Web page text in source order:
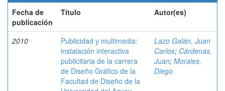
Fecha de
publicación
Título Autor(es)
2010
Publicidad y multimedia:
instalación interactiva
publicitaria de la carrera
de Diseño Gráfico de la
Facultad de Diseño de la
Lazo Galán, Juan
Carlos; Cárdenas,
Juan; Morales,
Diego